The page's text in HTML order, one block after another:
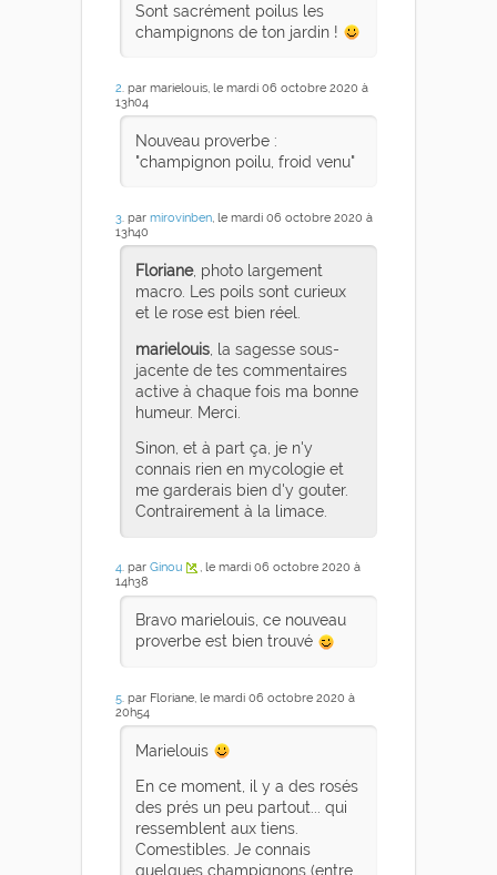
Sont sacrément poilus les
champignons de ton jardin !
2. par marielouis, le mardi 06 octobre 2020 à
13h04
Nouveau proverbe :
"champignon poilu, froid venu"
3. par mirovinben, le mardi 06 octobre 2020 à
13h40
Floriane, photo largement
macro. Les poils sont curieux
et le rose est bien réel.
marielouis, la sagesse sous-
jacente de tes commentaires
active à chaque fois ma bonne
humeur. Merci.
Sinon, et à part ça, je n'y
connais rien en mycologie et
me garderais bien d'y gouter.
Contrairement à la limace.
4. par Ginou
, le mardi 06 octobre 2020 à
14h38
Bravo marielouis, ce nouveau
proverbe est bien trouvé
5 . par Floriane, le mardi 06 octobre 2020 à
20h54
Marielouis
En ce moment, il y a des rosés
des prés un peu partout... qui
ressemblent aux tiens.
Comestibles. Je connais
quelques champignons (entre